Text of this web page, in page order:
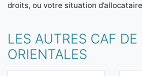
droits, ou votre situation
LES AUTRES CAF DE
ORIENTALES